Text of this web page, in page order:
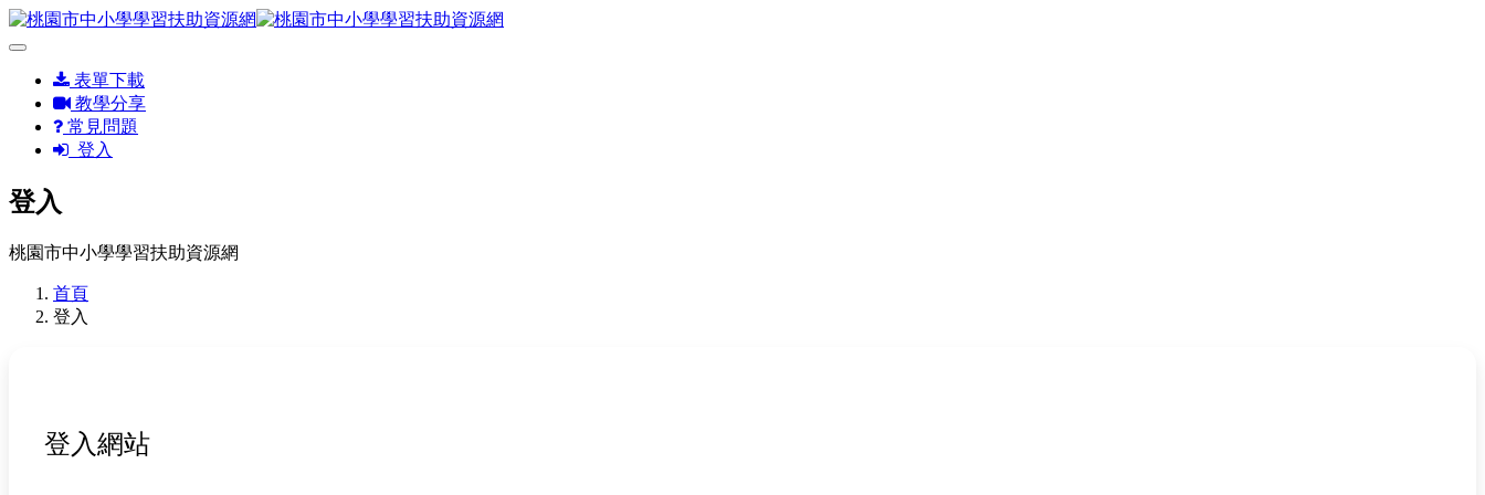
表單下載
教學分享
常見問題
登入
登入
桃園市中小學學習扶助資源網
首頁
登入
登入網站